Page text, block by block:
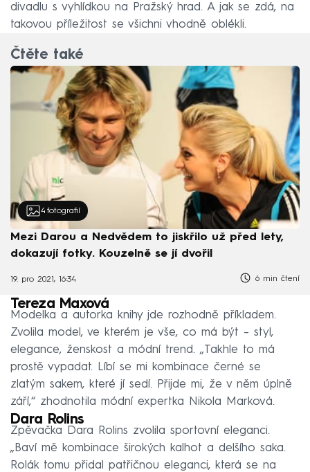
divadlu s vyhlídkou na Pražský hrad. A jak se zdá, na
takovou příležitost se všichni vhodně oblékli.
Čtěte také
4 fotografií
Mezi Darou a Nedvědem to jiskřilo už před lety,
dokazují fotky. Kouzelně se jí dvořil
19. pro 2021, 16:34 6 min čtení
Tereza Maxová
Modelka a autorka knihy jde rozhodně příkladem.
Zvolila model, ve kterém je vše, co má být – styl,
elegance, ženskost a módní trend. „Takhle to má
prostě vypadat. Líbí se mi kombinace černé se
zlatým sakem, které jí sedí. Přijde mi, že v něm úplně
září,“ zhodnotila módní expertka Nikola Marková.
Dara Rolins
Zpěvačka Dara Rolins zvolila sportovní eleganci.
„Baví mě kombinace širokých kalhot a delšího saka.
Rolák tomu přidal patřičnou eleganci, která se na